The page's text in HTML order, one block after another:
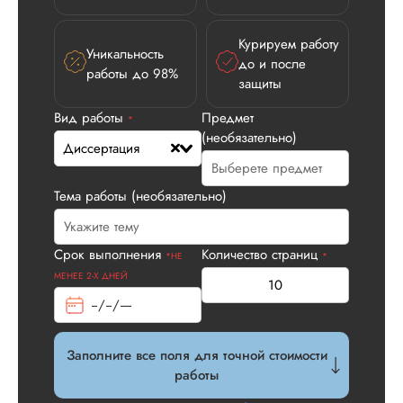
Уникальность
работы до 98%
Курируем работу
до и после
защиты
Вид работы *
Диссертация
Предмет
(необязательно)
Тема работы (необязательно)
Срок выполнения *НЕ
МЕНЕЕ 2-Х ДНЕЙ
Количество страниц *
Заполните все поля для точной стоимости
работы
Диссертация
Дата:
Нас полностью
устроила стоимость
услуги, наличие
официального
договора. Само
что не было
все в порядке в
плане. Научруки
не задалбывали,
и сказал...
Читать полный